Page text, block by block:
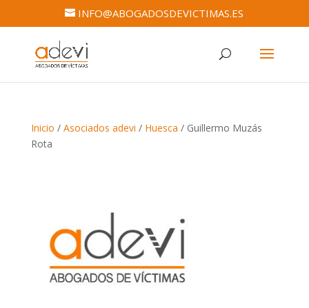
INFO@ABOGADOSDEVICTIMAS.ES
Inicio / Asociados adevi / Huesca / Guillermo Muzás
Rota